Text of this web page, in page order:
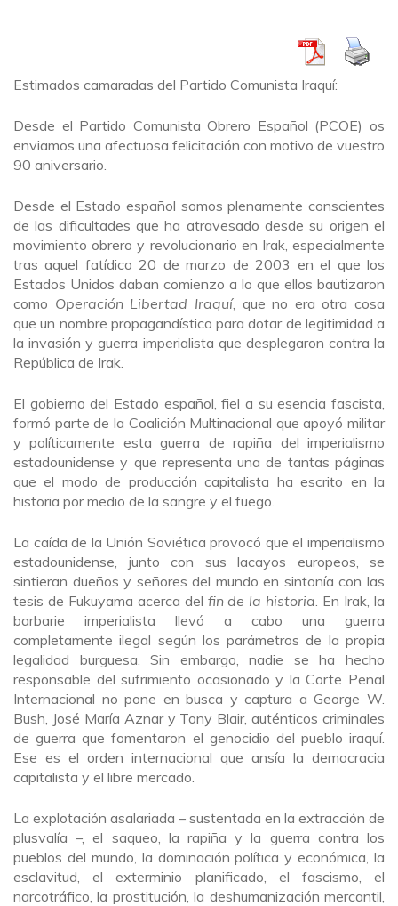
Estimados camaradas del Partido Comunista Iraquí:
Desde el Partido Comunista Obrero Español (PCOE) os
enviamos una afectuosa felicitación con motivo de vuestro
90 aniversario.
Desde el Estado español somos plenamente conscientes
de las dificultades que ha atravesado desde su origen el
movimiento obrero y revolucionario en Irak, especialmente
tras aquel fatídico 20 de marzo de 2003 en el que los
Estados Unidos daban comienzo a lo que ellos bautizaron
como Operación Libertad Iraquí, que no era otra cosa
que un nombre propagandístico para dotar de legitimidad a
la invasión y guerra imperialista que desplegaron contra la
República de Irak.
El gobierno del Estado español, fiel a su esencia fascista,
formó parte de la Coalición Multinacional que apoyó militar
y políticamente esta guerra de rapiña del imperialismo
estadounidense y que representa una de tantas páginas
que el modo de producción capitalista ha escrito en la
historia por medio de la sangre y el fuego.
La caída de la Unión Soviética provocó que el imperialismo
estadounidense, junto con sus lacayos europeos, se
sintieran dueños y señores del mundo en sintonía con las
tesis de Fukuyama acerca del fin de la historia. En Irak, la
barbarie imperialista llevó a cabo una guerra
completamente ilegal según los parámetros de la propia
legalidad burguesa. Sin embargo, nadie se ha hecho
responsable del sufrimiento ocasionado y la Corte Penal
Internacional no pone en busca y captura a George W.
Bush, José María Aznar y Tony Blair, auténticos criminales
de guerra que fomentaron el genocidio del pueblo iraquí.
Ese es el orden internacional que ansía la democracia
capitalista y el libre mercado.
La explotación asalariada – sustentada en la extracción de
plusvalía –, el saqueo, la rapiña y la guerra contra los
pueblos del mundo, la dominación política y económica, la
esclavitud, el exterminio planificado, el fascismo, el
narcotráfico, la prostitución, la deshumanización mercantil,